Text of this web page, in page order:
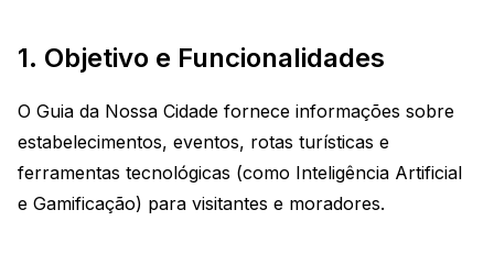
1. Objetivo e Funcionalidades
O Guia da Nossa Cidade fornece informações sobre
estabelecimentos, eventos, rotas turísticas e
ferramentas tecnológicas (como Inteligência Artificial
e Gamificação) para visitantes e moradores.